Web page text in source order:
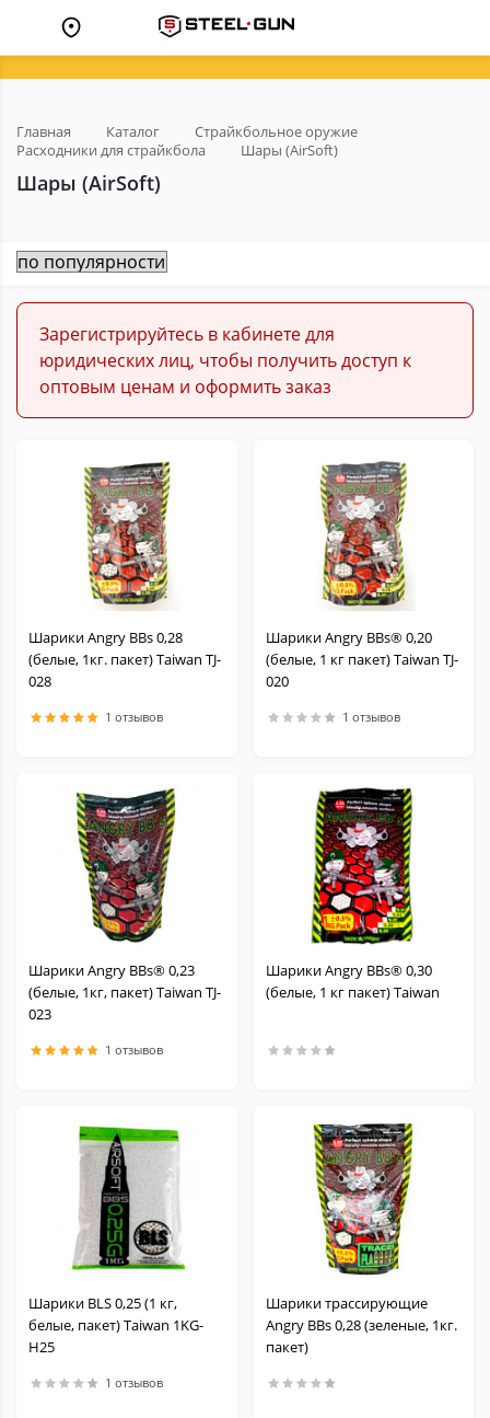
Главная Каталог
Страйкбольное оружие
Расходники для страйкбола
Шары (AirSoft)
Шары (AirSoft)
Зарегистрируйтесь в кабинете для
юридических лиц, чтобы получить доступ к
оптовым ценам и оформить заказ
Шарики Angry BBs 0,28
(белые, 1кг. пакет) Taiwan TJ-
028
1 отзывов
Шарики Angry BBs® 0,20
(белые, 1 кг пакет) Taiwan TJ-
020
1 отзывов
Шарики Angry BBs® 0,23
(белые, 1кг, пакет) Taiwan TJ-
023
1 отзывов
Шарики Angry BBs® 0,30
(белые, 1 кг пакет) Taiwan
Шарики BLS 0,25 (1 кг,
белые, пакет) Taiwan 1KG-
H25
1 отзывов
Шарики трассирующие
Angry BBs 0,28 (зеленые, 1кг.
пакет)